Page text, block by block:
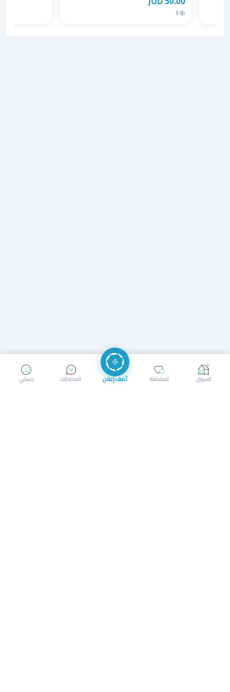
1
إرسال رسالة إجراء مكالمة
حسابي المحادثات أضف إعلان المفضلة السوق